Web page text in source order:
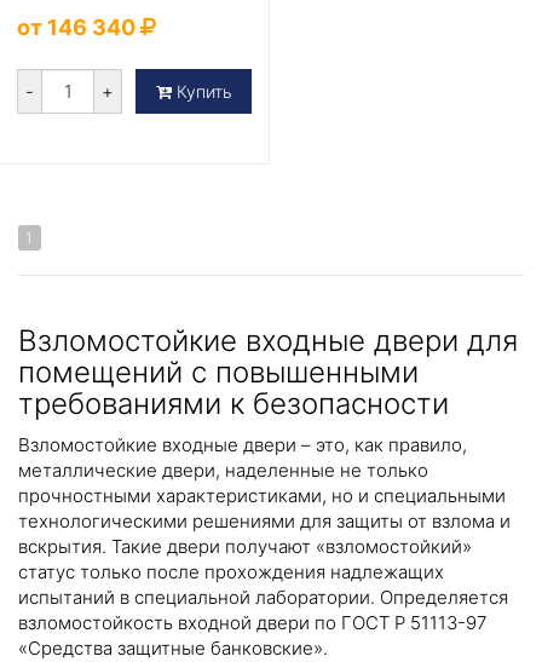
от 146 340
- + Купить
1
Взломостойкие входные двери для
помещений с повышенными
требованиями к безопасности
Взломостойкие входные двери – это, как правило,
металлические двери, наделенные не только
прочностными характеристиками, но и специальными
технологическими решениями для защиты от взлома и
вскрытия. Такие двери получают «взломостойкий»
статус только после прохождения надлежащих
испытаний в специальной лаборатории. Определяется
взломостойкость входной двери по ГОСТ Р 51113-97
«Средства защитные банковские».